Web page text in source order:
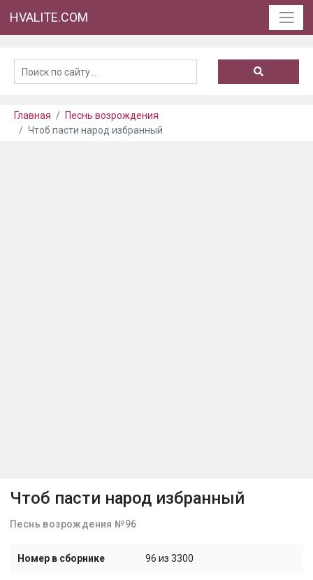
HVALITE.COM
Главная
Песнь возрождения
Чтоб пасти народ избранный
Чтоб пасти народ избранный
Песнь возрождения №96
Номер в сборнике 96 из 3300